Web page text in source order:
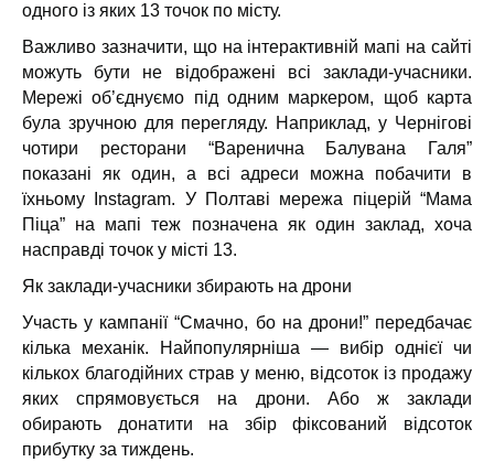
одного із яких 13 точок по місту.
Важливо зазначити, що на інтерактивній мапі на сайті
можуть бути не відображені всі заклади-учасники.
Мережі об’єднуємо під одним маркером, щоб карта
була зручною для перегляду. Наприклад, у Чернігові
чотири ресторани “Варенична Балувана Галя”
показані як один, а всі адреси можна побачити в
їхньому Instagram. У Полтаві мережа піцерій “Мама
Піца” на мапі теж позначена як один заклад, хоча
насправді точок у місті 13.
Як заклади-учасники збирають на дрони
Участь у кампанії “Смачно, бо на дрони!” передбачає
кілька механік. Найпопулярніша — вибір однієї чи
кількох благодійних страв у меню, відсоток із продажу
яких спрямовується на дрони. Або ж заклади
обирають донатити на збір фіксований відсоток
прибутку за тиждень.